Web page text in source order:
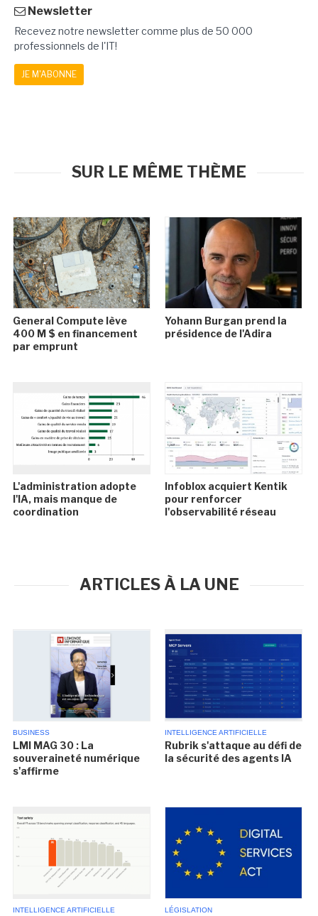
Newsletter
Recevez notre newsletter comme plus de 50 000
professionnels de l'IT!
JE M'ABONNE
SUR LE MÊME THÈME
General Compute lève
400 M $ en financement
par emprunt
Yohann Burgan prend la
présidence de l'Adira
L'administration adopte
l'IA, mais manque de
coordination
Infoblox acquiert Kentik
pour renforcer
l'observabilité réseau
ARTICLES À LA UNE
BUSINESS
LMI MAG 30 : La
souveraineté numérique
s'affirme
INTELLIGENCE ARTIFICIELLE
Rubrik s'attaque au défi de
la sécurité des agents IA
INTELLIGENCE ARTIFICIELLE LÉGISLATION